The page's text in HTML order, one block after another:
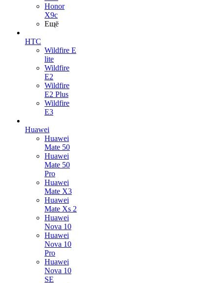
Honor
X9c
Ещё
HTC
Wildfire E
lite
Wildfire
E2
Wildfire
E2 Plus
Wildfire
E3
Huawei
Huawei
Mate 50
Huawei
Mate 50
Pro
Huawei
Mate X3
Huawei
Mate Xs 2
Huawei
Nova 10
Huawei
Nova 10
Pro
Huawei
Nova 10
SE